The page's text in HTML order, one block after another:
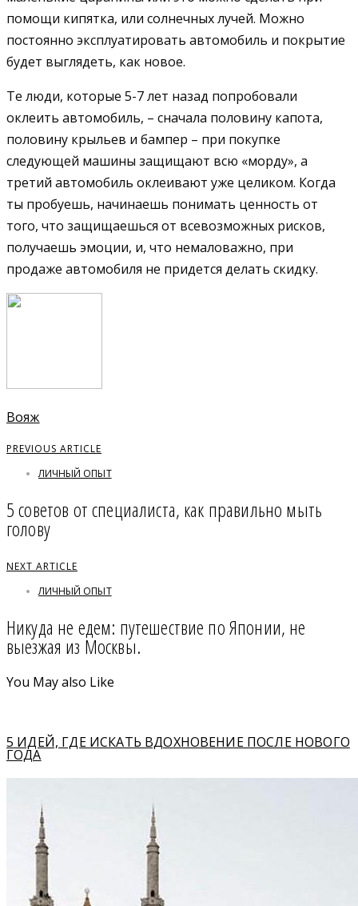
помощи кипятка, или солнечных лучей. Можно
постоянно эксплуатировать автомобиль и покрытие
будет выглядеть, как новое.
Те люди, которые 5-7 лет назад попробовали
оклеить автомобиль, – сначала половину капота,
половину крыльев и бампер – при покупке
следующей машины защищают всю «морду», а
третий автомобиль оклеивают уже целиком. Когда
ты пробуешь, начинаешь понимать ценность от
того, что защищаешься от всевозможных рисков,
получаешь эмоции, и, что немаловажно, при
продаже автомобиля не придется делать скидку.
Вояж
PREVIOUS ARTICLE
ЛИЧНЫЙ ОПЫТ
5 советов от специалиста, как правильно мыть
голову
NEXT ARTICLE
ЛИЧНЫЙ ОПЫТ
Никуда не едем: путешествие по Японии, не
выезжая из Москвы.
You May also Like
5 ИДЕЙ, ГДЕ ИСКАТЬ ВДОХНОВЕНИЕ ПОСЛЕ НОВОГО
ГОДА